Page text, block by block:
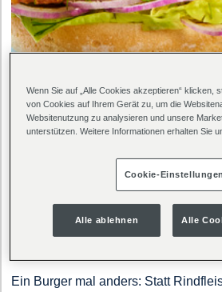
Zubereitungszeit
10
Ein Burger mal anders: Statt
Wenn Sie auf „Alle Cookies akzeptieren“ klicken,
von Cookies auf Ihrem Gerät zu, um die
Websitenutzung zu analysieren und unsere
unterstützen. Weitere Informationen erhalten Sie
Cookie-Einstellungen
Alle ablehnen Alle